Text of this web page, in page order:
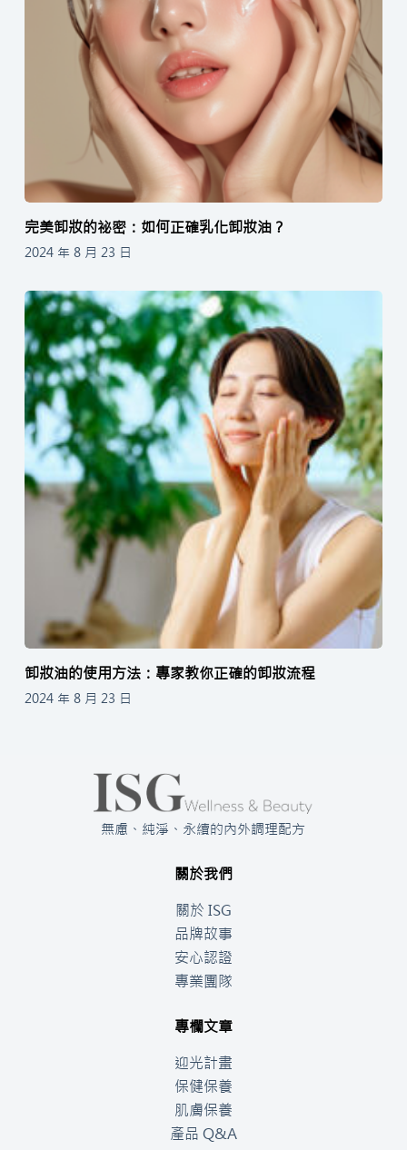
完美卸妝的祕密：如何正確乳化卸妝油？
2024 年 8 月 23 日
卸妝油的使用方法：專家教你正確的卸妝流程
2024 年 8 月 23 日
無慮、純淨、永續的內外調理配方
關於我們
關於 ISG
品牌故事
安心認證
專業團隊
專欄文章
迎光計畫
保健保養
肌膚保養
產品 Q&A